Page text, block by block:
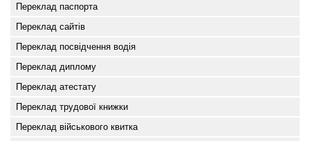
Переклад паспорта
Переклад сайтів
Переклад посвідчення водія
Переклад диплому
Переклад атестату
Переклад трудової книжки
Переклад військового квитка